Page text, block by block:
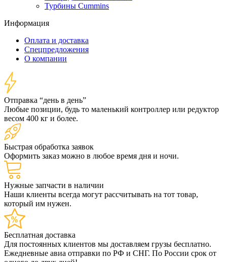
Турбины Cummins
Информация
Оплата и доставка
Спецпредложения
О компании
Отправка “день в день”
Любые позиции, будь то маленький контроллер или редуктор
весом 400 кг и более.
Быстрая обработка заявок
Оформить заказ можно в любое время дня и ночи.
Нужные запчасти в наличии
Наши клиенты всегда могут рассчитывать на тот товар,
который им нужен.
Бесплатная доставка
Для постоянных клиентов мы доставляем грузы бесплатно.
Ежедневные авиа отправки по РФ и СНГ. По России срок от